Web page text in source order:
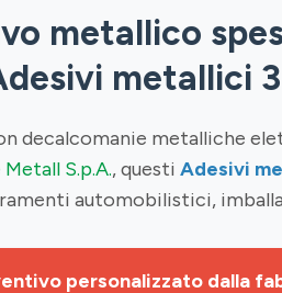
metallico
metallici
decalcomanie metalliche
S.p.A., questi Adesivi
automobilistici,
personalizzato dalla